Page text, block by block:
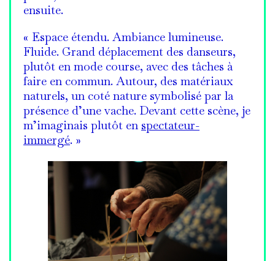
ensuite.
« Espace étendu. Ambiance lumineuse.
Fluide. Grand déplacement des danseurs,
plutôt en mode course, avec des tâches à
faire en commun. Autour, des matériaux
naturels, un coté nature symbolisé par la
présence d’une vache. Devant cette scène, je
m’imaginais plutôt en spectateur-
immergé. »